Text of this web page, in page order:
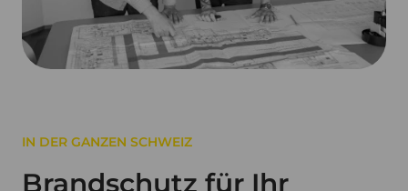
IN DER GANZEN SCHWEIZ
Brandschutz für Ihr